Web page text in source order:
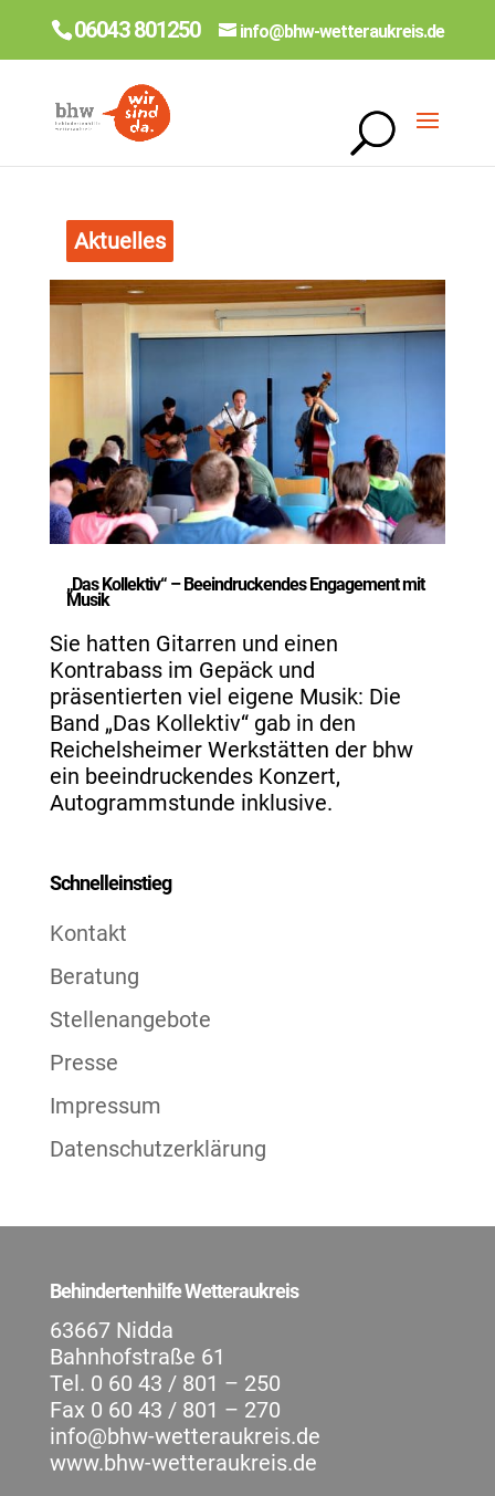
06043 801250 info@bhw-wetteraukreis.de
Aktuelles
„Das Kollektiv“ – Beeindruckendes Engagement mit
Musik
Sie hatten Gitarren und einen
Kontrabass im Gepäck und
präsentierten viel eigene Musik: Die
Band „Das Kollektiv“ gab in den
Reichelsheimer Werkstätten der bhw
ein beeindruckendes Konzert,
Autogrammstunde inklusive.
Schnelleinstieg
Kontakt
Beratung
Stellenangebote
Presse
Impressum
Datenschutzerklärung
Behindertenhilfe Wetteraukreis
63667 Nidda
Bahnhofstraße 61
Tel. 0 60 43 / 801 – 250
Fax 0 60 43 / 801 – 270
info@bhw-wetteraukreis.de
www.bhw-wetteraukreis.de